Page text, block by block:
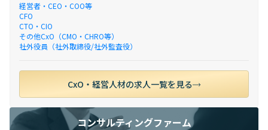
経営者・CEO・COO等
CFO
CTO・CIO
その他CxO（CMO・CHRO等）
社外役員（社外取締役/社外監査役）
CxO・経営人材の求人一覧を見る
コンサルティングファーム